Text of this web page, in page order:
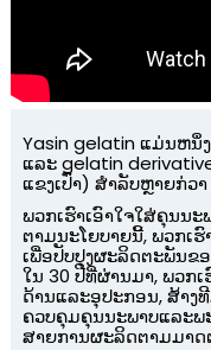
Yasin gelatin ແມ່ນຫ
ແລະ gelatin
ແຂງເປົ່າ) ສໍາລັບຫຼາຍກ່ວາ
ພວກເຮົາເອົາໃຈໃສ່ຄຸນນ
ຕາມ​ນະ​ໂຍ​ບາຍ​ນີ້​, ພວກ​ເ
ເພື່ອ​ປັບ​ປຸງ​ຜະ​ລິດ​ຕະ​ພັນ​ຂ
ໃນ 30 ປີທີ່ຜ່ານມາ, ພວກ
ດ້ານແລະອຸປະກອນ, ສ້າງ
ຄວບຄຸມຄຸນນະພາບແລະ
ສາຍການຜະລິດຕາມມາດ